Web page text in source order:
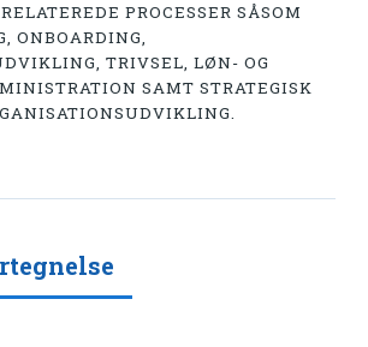
PROCESSER SÅSOM
ONBOARDING,
TRIVSEL, LØN- OG
SAMT STRATEGISK